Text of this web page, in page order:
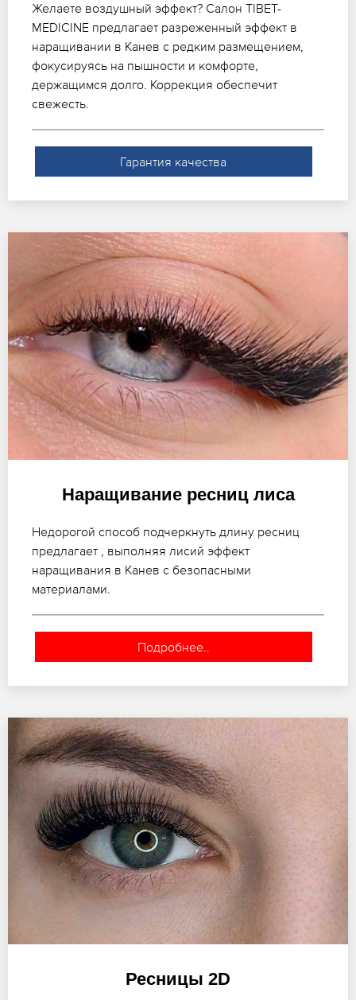
Желаете воздушный эффект? Салон TIBET-
MEDICINE предлагает разреженный эффект в
наращивании в Канев с редким размещением,
фокусируясь на пышности и комфорте,
держащимся долго. Коррекция обеспечит
свежесть.
Гарантия качества
Наращивание ресниц лиса
Недорогой способ подчеркнуть длину ресниц
предлагает , выполняя лисий эффект
наращивания в Канев с безопасными
материалами.
Подробнее..
Ресницы 2D